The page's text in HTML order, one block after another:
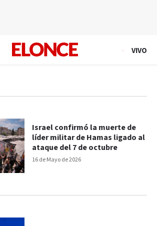
VIVO
16 de Mayo de 2026
Israel confirmó la muerte de
líder militar de Hamas ligado al
ataque del 7 de octubre